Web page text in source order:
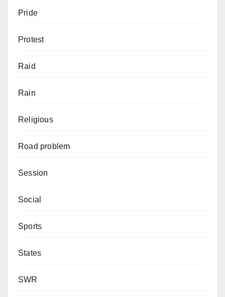
Pride
Protest
Raid
Rain
Religious
Road problem
Session
Social
Sports
States
SWR